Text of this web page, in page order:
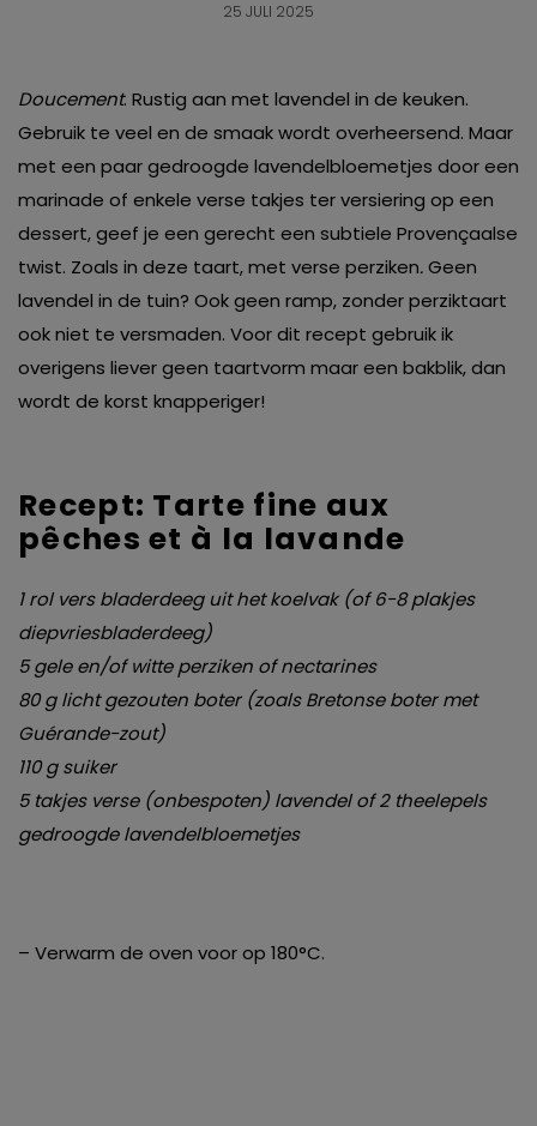
25 JULI 2025
Doucement. Rustig aan met lavendel in de keuken.
Gebruik te veel en de smaak wordt overheersend. Maar
met een paar gedroogde lavendelbloemetjes door een
marinade of enkele verse takjes ter versiering op een
dessert, geef je een gerecht een subtiele Provençaalse
twist. Zoals in deze taart, met verse perziken.Geen
lavendel in de tuin? Ook geen ramp, zonder perziktaart
ook niet te versmaden. Voor dit recept gebruik ik
overigens liever geen taartvorm maar een bakblik, dan
wordt de korst knapperiger!
Recept: Tarte fine aux
pêches et à la lavande
1 rol vers bladerdeeg uit het koelvak (of 6-8 plakjes
diepvriesbladerdeeg)
5 gele en/of witte perziken of nectarines
80 g licht gezouten boter (zoals Bretonse boter met
Guérande-zout)
110 g suiker
5 takjes verse (onbespoten) lavendel of 2 theelepels
gedroogde lavendelbloemetjes
– Verwarm de oven voor op 180°C.